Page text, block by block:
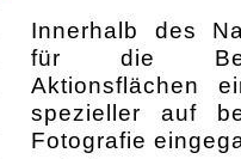
Innerhalb des
für die
Aktionsflächen
spezieller auf
Fotografie